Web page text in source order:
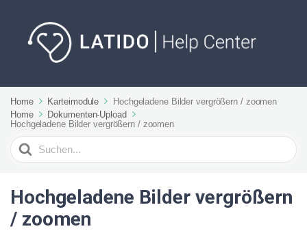
Home Karteimodule
Hochgeladene Bilder vergrößern / zoomen
Home
Dokumenten-Upload
Hochgeladene Bilder vergrößern / zoomen
Suchen
nach
Hochgeladene Bilder vergrößern
/ zoomen